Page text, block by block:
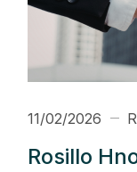
11/02/2026
Rosillo